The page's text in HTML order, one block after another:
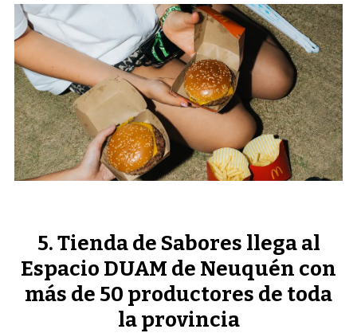
Tienda de Sabores llega al
Espacio DUAM de Neuquén con
más de 50 productores de toda
la provincia